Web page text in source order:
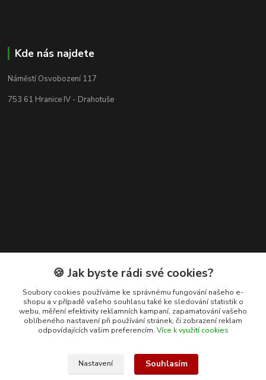
Kde nás najdete
Náměstí Osvobození 117
753 61 Hranice IV - Drahotuše
Kontakty
+420 608 400 554
(Po-Pá, 8-15 hod.)
ekohas@ekohas.cz
🍪 Jak byste rádi své cookies?
Soubory cookies používáme ke správnému fungování našeho e-
shopu a v případě vašeho souhlasu také ke sledování statistik o
webu, měření efektivity reklamních kampaní, zapamatování vašeho
oblíbeného nastavení při používání stránek, či zobrazení reklam
odpovídajících vašim preferencím. Více k využití cookies
Nastavení Souhlasím